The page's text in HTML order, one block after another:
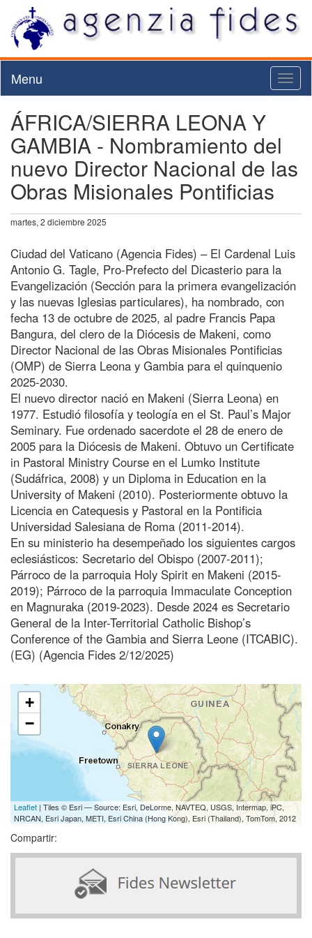
Menu
ÁFRICA/SIERRA LEONA Y
GAMBIA - Nombramiento del
nuevo Director Nacional de las
Obras Misionales Pontificias
martes, 2 diciembre 2025
Ciudad del Vaticano (Agencia Fides) – El Cardenal Luis
Antonio G. Tagle, Pro-Prefecto del Dicasterio para la
Evangelización (Sección para la primera evangelización
y las nuevas Iglesias particulares), ha nombrado, con
fecha 13 de octubre de 2025, al padre Francis Papa
Bangura, del clero de la Diócesis de Makeni, como
Director Nacional de las Obras Misionales Pontificias
(OMP) de Sierra Leona y Gambia para el quinquenio
2025-2030.
El nuevo director nació en Makeni (Sierra Leona) en
1977. Estudió filosofía y teología en el St. Paul’s Major
Seminary. Fue ordenado sacerdote el 28 de enero de
2005 para la Diócesis de Makeni. Obtuvo un Certificate
in Pastoral Ministry Course en el Lumko Institute
(Sudáfrica, 2008) y un Diploma in Education en la
University of Makeni (2010). Posteriormente obtuvo la
Licencia en Catequesis y Pastoral en la Pontificia
Universidad Salesiana de Roma (2011-2014).
En su ministerio ha desempeñado los siguientes cargos
eclesiásticos: Secretario del Obispo (2007-2011);
Párroco de la parroquia Holy Spirit en Makeni (2015-
2019); Párroco de la parroquia Immaculate Conception
en Magnuraka (2019-2023). Desde 2024 es Secretario
General de la Inter-Territorial Catholic Bishop’s
Conference of the Gambia and Sierra Leone (ITCABIC).
(EG) (Agencia Fides 2/12/2025)
+
−
Leaflet | Tiles © Esri — Source: Esri, DeLorme, NAVTEQ, USGS, Intermap, iPC,
NRCAN, Esri Japan, METI, Esri China (Hong Kong), Esri (Thailand), TomTom, 2012
Compartir: